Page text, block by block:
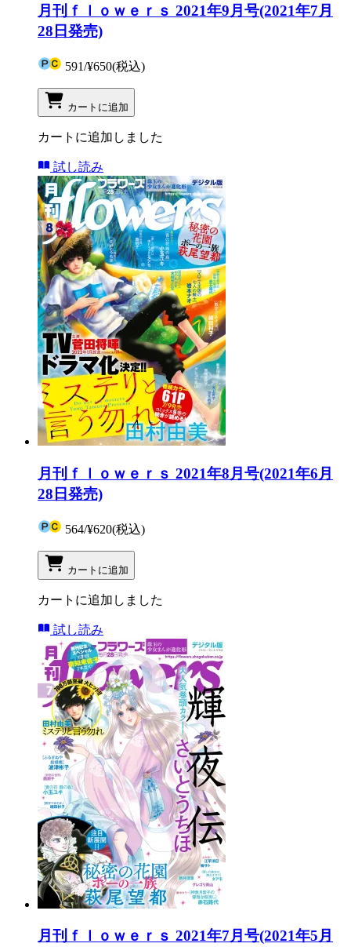
月刊ｆｌｏｗｅｒｓ 2021年9月号(2021年7月
28日発売)
591/¥650(税込)
カートに追加
カートに追加しました
試し読み
月刊ｆｌｏｗｅｒｓ 2021年8月号(2021年6月
28日発売)
564/¥620(税込)
カートに追加
カートに追加しました
試し読み
月刊ｆｌｏｗｅｒｓ 2021年7月号(2021年5月